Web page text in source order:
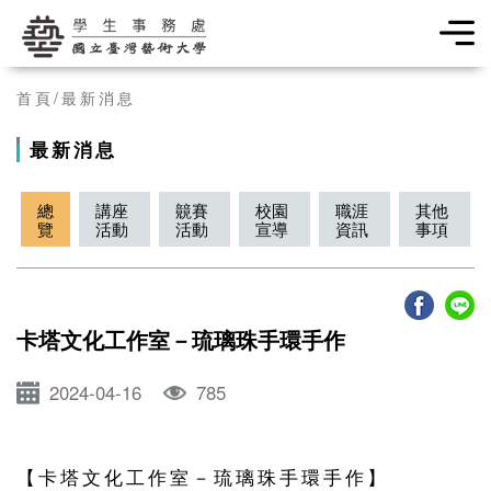
學生事務處
首頁 最新消息
最新消息
總
覽
講座
活動
竸賽
活動
校園
宣導
職涯
資訊
其他
事項
卡塔文化工作室－琉璃珠手環手作
2024-04-16 785
【卡塔文化工作室－琉璃珠手環手作】